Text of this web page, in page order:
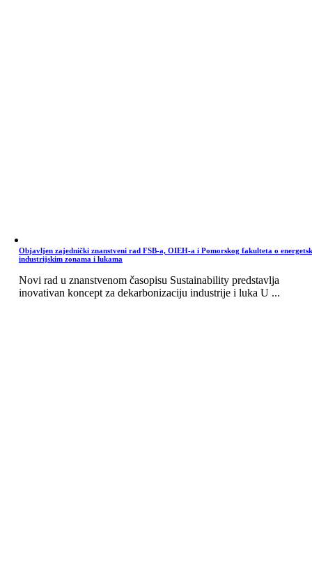
Objavljen zajednički znanstveni rad FSB-a, OIEH-a i Pomorskog fakulteta o
industrijskim zonama i lukama
Novi rad u znanstvenom časopisu Sustainability predstavlja
inovativan koncept za dekarbonizaciju industrije i luka U ...